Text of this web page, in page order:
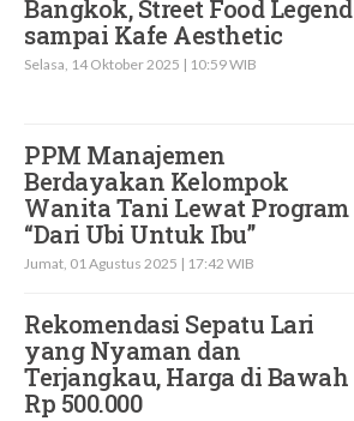
Bangkok, Street Food Legend
sampai Kafe Aesthetic
Selasa, 14 Oktober 2025 | 10:59 WIB
PPM Manajemen
Berdayakan Kelompok
Wanita Tani Lewat Program
“Dari Ubi Untuk Ibu”
Jumat, 01 Agustus 2025 | 17:42 WIB
Rekomendasi Sepatu Lari
yang Nyaman dan
Terjangkau, Harga di Bawah
Rp 500.000